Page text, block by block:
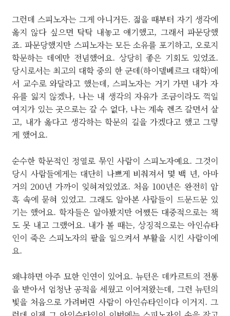
그런데 스피노자는 그게 아니거든. 젊을 때부터 자기 생각에
옳지 않다 싶으면 탁탁 내놓고 얘기했고, 그래서 파문당했
죠. 파문당했지만 스피노자는 모든 소유를 포기하고, 오로지
학문하는 데에만 전념했어요. 상당히 좋은 기회도 있었죠.
당시로서는 최고의 대학 중의 한 군데(하이델베르크 대학)에
서 교수로 와달라고 했는데, 스피노자는 거기 가면 내가 자
유를 잃지 않겠나, 나는 내 생각의 자유가 조금이라도 꺽일
여지가 있는 곳으로는 갈 수 없다, 나는 계속 렌즈 갈면서 살
고, 내가 옳다고 생각하는 학문의 길을 가겠다고 했고 그렇
게 했어요.
순수한 학문적인 정열로 묶인 사람이 스피노자예요. 그것이
당시 사람들에게는 대단히 나쁘게 비춰져서 몇 백 년, 아마
거의 200년 가까이 잊혀져있었죠. 처음 100년은 완전히 암
흑 속에 묻혀 있었고. 그래도 알아본 사람들이 드문드문 있
기는 했어요. 학자들은 알아봤지만 어쨌든 대중적으로는 책
도 못 내고 그랬어요. 내가 볼 때는, 상징적으로는 아인슈타
인이 죽은 스피노자의 팔을 일으켜서 부활을 시킨 사람이에
요.
왜냐하면 아주 묘한 인연이 있어요. 뉴턴은 데카르트의 전통
을 받아서 엄청난 공적을 세웠고 이어져왔는데, 그런 뉴턴의
빛을 처음으로 가려버린 사람이 아인슈타인이다 이거지. 그